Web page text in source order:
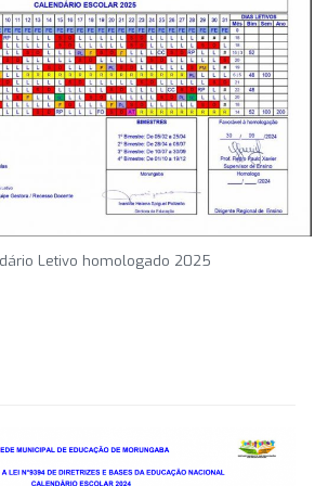
Letivo homologado 2025